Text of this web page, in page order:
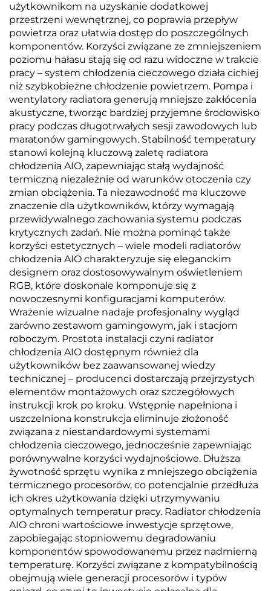
użytkownikom na uzyskanie dodatkowej
przestrzeni wewnętrznej, co poprawia przepływ
powietrza oraz ułatwia dostęp do poszczególnych
komponentów. Korzyści związane ze zmniejszeniem
poziomu hałasu stają się od razu widoczne w trakcie
pracy – system chłodzenia cieczowego działa cichiej
niż szybkobieżne chłodzenie powietrzem. Pompa i
wentylatory radiatora generują mniejsze zakłócenia
akustyczne, tworząc bardziej przyjemne środowisko
pracy podczas długotrwałych sesji zawodowych lub
maratonów gamingowych. Stabilność temperatury
stanowi kolejną kluczową zaletę radiatora
chłodzenia AIO, zapewniając stałą wydajność
termiczną niezależnie od warunków otoczenia czy
zmian obciążenia. Ta niezawodność ma kluczowe
znaczenie dla użytkowników, którzy wymagają
przewidywalnego zachowania systemu podczas
krytycznych zadań. Nie można pominąć także
korzyści estetycznych – wiele modeli radiatorów
chłodzenia AIO charakteryzuje się eleganckim
designem oraz dostosowywalnym oświetleniem
RGB, które doskonale komponuje się z
nowoczesnymi konfiguracjami komputerów.
Wrażenie wizualne nadaje profesjonalny wygląd
zarówno zestawom gamingowym, jak i stacjom
roboczym. Prostota instalacji czyni radiator
chłodzenia AIO dostępnym również dla
użytkowników bez zaawansowanej wiedzy
technicznej – producenci dostarczają przejrzystych
elementów montażowych oraz szczegółowych
instrukcji krok po kroku. Wstępnie napełniona i
uszczelniona konstrukcja eliminuje złożoność
związana z niestandardowymi systemami
chłodzenia cieczowego, jednocześnie zapewniając
porównywalne korzyści wydajnościowe. Dłuższa
żywotność sprzętu wynika z mniejszego obciążenia
termicznego procesorów, co potencjalnie przedłuża
ich okres użytkowania dzięki utrzymywaniu
optymalnych temperatur pracy. Radiator chłodzenia
AIO chroni wartościowe inwestycje sprzętowe,
zapobiegając stopniowemu degradowaniu
komponentów spowodowanemu przez nadmierną
temperaturę. Korzyści związane z kompatybilnością
obejmują wiele generacji procesorów i typów